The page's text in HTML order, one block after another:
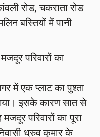
रोड, चकराता रोड
बस्तियों में पानी
परिवारों का
में एक प्लाट का पुश्ता
गया। इसके कारण सात से
परिवारों का पूरा
ध्रुव कुमार के